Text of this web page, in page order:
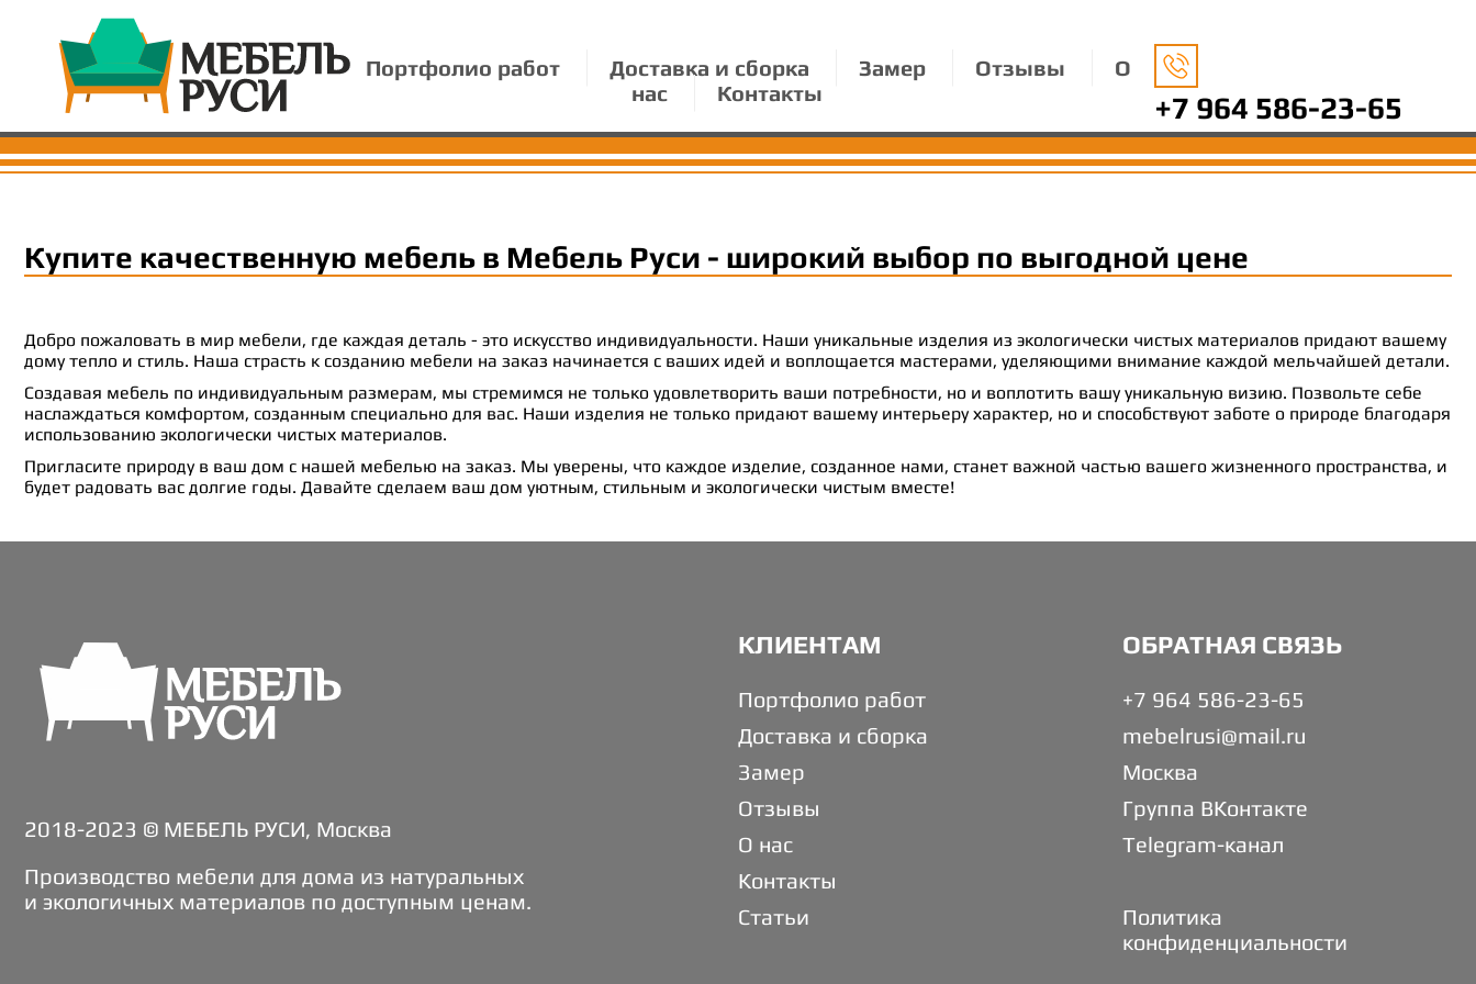
Портфолио работ Доставка и сборка Замер Отзывы
О
нас
Контакты +7 964 586-23-65
Купите качественную мебель в Мебель Руси - широкий выбор по выгодной цене
Добро пожаловать в мир мебели, где каждая деталь - это искусство индивидуальности. Наши уникальные изделия из экологически чистых материалов придают вашему
дому тепло и стиль. Наша страсть к созданию мебели на заказ начинается с ваших идей и воплощается мастерами, уделяющими внимание каждой мельчайшей детали.
Создавая мебель по индивидуальным размерам, мы стремимся не только удовлетворить ваши потребности, но и воплотить вашу уникальную визию. Позвольте себе
наслаждаться комфортом, созданным специально для вас. Наши изделия не только придают вашему интерьеру характер, но и способствуют заботе о природе благодаря
использованию экологически чистых материалов.
Пригласите природу в ваш дом с нашей мебелью на заказ. Мы уверены, что каждое изделие, созданное нами, станет важной частью вашего жизненного пространства, и
будет радовать вас долгие годы. Давайте сделаем ваш дом уютным, стильным и экологически чистым вместе!
2018-2023 © МЕБЕЛЬ РУСИ, Москва
Производство мебели для дома из натуральных
и экологичных материалов по доступным ценам.
КЛИЕНТАМ
Портфолио работ
Доставка и сборка
Замер
Отзывы
О нас
Контакты
Статьи
ОБРАТНАЯ СВЯЗЬ
+7 964 586-23-65
mebelrusi@mail.ru
Москва
Группа ВКонтакте
Telegram-канал
Политика
конфиденциальности